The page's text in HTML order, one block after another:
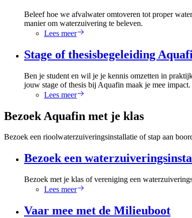
Beleef hoe we afvalwater omtoveren tot proper
manier om waterzuivering te beleven.
Lees meer
Stage of thesisbegeleiding
Ben je student en wil je je kennis omzetten in
jouw stage of thesis bij Aquafin maak je mee impact.
Lees meer
Bezoek Aquafin met je klas
Bezoek een rioolwaterzuiveringsinstallatie of stap aan
Bezoek een
Bezoek met je klas of vereniging een
Lees meer
Vaar mee met de Milieuboot